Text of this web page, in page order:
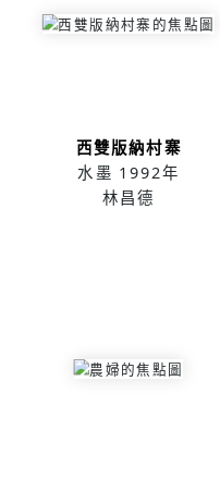
西雙版納村寨
水墨 1992年
林昌德